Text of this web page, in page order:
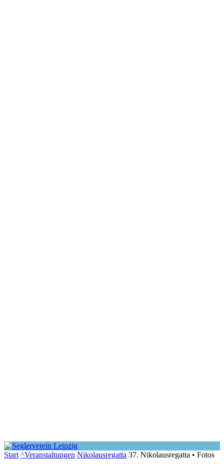
Start ^Veranstaltungen Nikolausregatta 37. Nikolausregatta • Fotos